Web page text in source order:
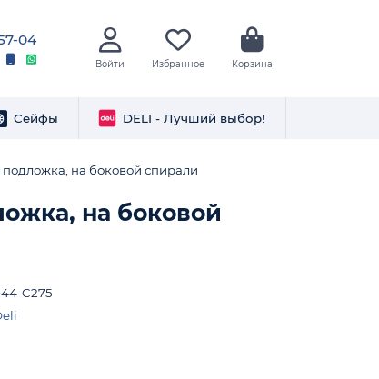
04
Войти Избранное Корзина
Сейфы DELI - Лучший выбор!
подложка, на боковой спирали
на боковой
C275